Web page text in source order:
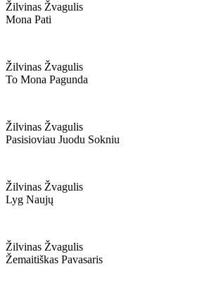
Žilvinas Žvagulis
Mona Pati
Žilvinas Žvagulis
To Mona Pagunda
Žilvinas Žvagulis
Pasisioviau Juodu Sokniu
Žilvinas Žvagulis
Lyg Naujų
Žilvinas Žvagulis
Žemaitiškas Pavasaris